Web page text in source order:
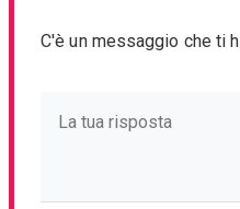
C'è un messaggio che ti